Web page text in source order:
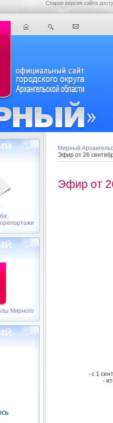
Старая версия сайта
Мирного
Мирный
Эфир от 26
Эфир от
- с 1
-